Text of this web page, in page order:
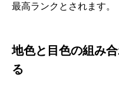
最高ランクとされます。
地色と目色の組み
る